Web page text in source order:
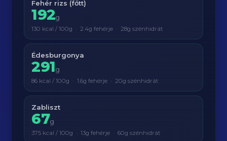
Fehér rizs (főtt)
192g
130 kcal / 100g · 2.4g fehérje · 28g szénhidrát
Édesburgonya
291g
86 kcal / 100g · 1.6g fehérje · 20g szénhidrát
Zabliszt
67g
375 kcal / 100g · 13g fehérje · 60g szénhidrát